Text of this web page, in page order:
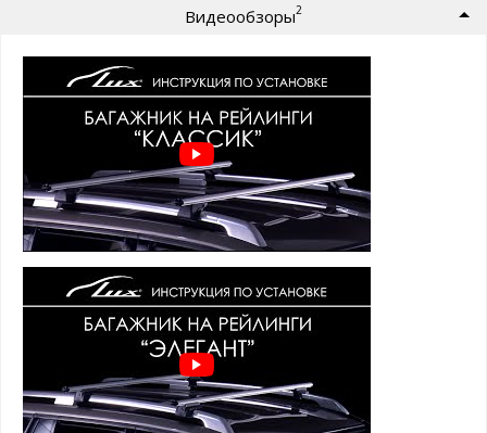
Поперечины багажника ЛЮКС представлены в 3 вариантах
1. ПРЯМОУГОЛЬНЫЙ
оцинкованный профиль прямоугольного сечения 22х32
мм. покрытый черным пластиком для защиты от
коррозии. Для снижения шума при движении, с торцов
профиль закрыт пластиковыми заглушками, а пазы
крепления опор закрыты резиновыми уплотнителями.
2. ОВАЛЬНЫЙ-алюминиевыйпрофиль овального
сечения, шириной 52 мм, с серым анодированным
покрытием. Для снижения шума при движении, с торцов
профиль закрыт пластиковыми заглушками, а пазы
Сверху профиля
мм для крепления дополнительных аксессуаров, по
умолчанию закрытый резиновым уплотнителем. Такой
уплотнитель удобен тем, что не позволяет
перевозимому грузу скользить по поперечине.
3. КРЫЛОВИДНЫЙ (АЭРО)
- усиленный
профиль овального аэродинамического крыловидного
сечения, шириной 82 мм, с черным анодированным
Видеообзоры2